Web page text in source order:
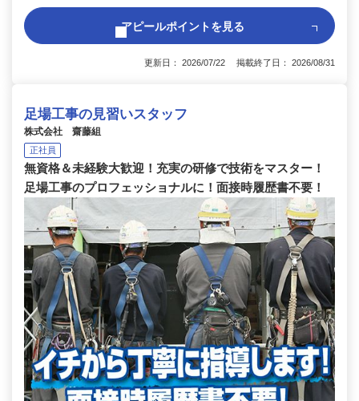
アピールポイントを見る
更新日： 2026/07/22 掲載終了日： 2026/08/31
足場工事の見習いスタッフ
株式会社 齋藤組
正社員
無資格＆未経験大歓迎！充実の研修で技術をマスター！
足場工事のプロフェッショナルに！面接時履歴書不要！